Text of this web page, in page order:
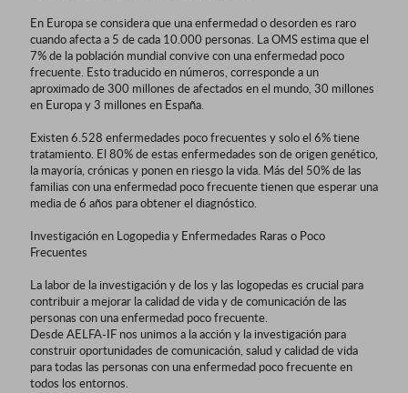
En Europa se considera que una enfermedad o desorden es raro
cuando afecta a 5 de cada 10.000 personas. La OMS estima que el
7% de la población mundial convive con una enfermedad poco
frecuente. Esto traducido en números, corresponde a un
aproximado de 300 millones de afectados en el mundo, 30 millones
en Europa y 3 millones en España.
Existen 6.528 enfermedades poco frecuentes y solo el 6% tiene
tratamiento. El 80% de estas enfermedades son de origen genético,
la mayoría, crónicas y ponen en riesgo la vida. Más del 50% de las
familias con una enfermedad poco frecuente tienen que esperar una
media de 6 años para obtener el diagnóstico.
Investigación en Logopedia y Enfermedades Raras o Poco
Frecuentes
La labor de la investigación y de los y las logopedas es crucial para
contribuir a mejorar la calidad de vida y de comunicación de las
personas con una enfermedad poco frecuente.
Desde AELFA-IF nos unimos a la acción y la investigación para
construir oportunidades de comunicación, salud y calidad de vida
para todas las personas con una enfermedad poco frecuente en
todos los entornos.